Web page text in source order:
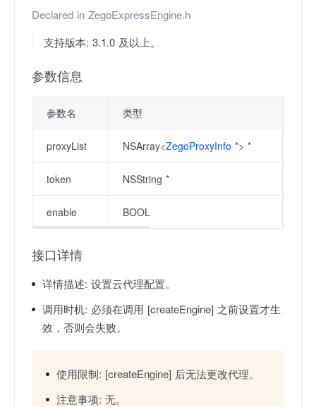
Declared in ZegoExpressEngine.h
支持版本: 3.1.0 及以上。
参数信息
参数名 类型
proxyList NSArray<ZegoProxyInfo *> *
token NSString *
enable BOOL
接口详情
详情描述: 设置云代理配置。
调用时机: 必须在调用 [createEngine] 之前设置才生
效，否则会失败。
使用限制: [createEngine] 后无法更改代理。
注意事项: 无。